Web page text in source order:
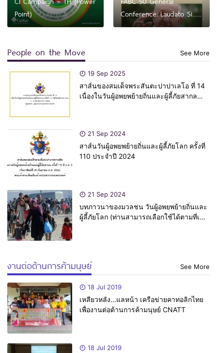
Point)
Conference: Laudato Si…..
People on the Move See More
19 Sep 2025
สาส์นของสมเด็จพระสันตะปาปาเลโอ ที่ 14
เนื่องในวันผู้อพยพย้ายถิ่นและผู้ลี้ภัยสากล
21 Sep 2024
สาส์นวันผู้อพยพย้ายถิ่นและผู้ลี้ภัยโลก ครั้งที่
110 ประจำปี 2024
21 Sep 2024
บทภาวนาของมวลชน วันผู้อพยพย้ายถิ่นและ
ผู้ลี้ภัยโลก (ท่านสามารถเลือกใช้ได้ตามที่เห็น
งานต่อต้านการค้ามนุษย์ See More
18 Jul 2019
เหลียวหลัง…แลหน้า เครือข่ายคาทอลิกไทย
เพื่องานต่อต้านการค้ามนุษย์ CNATT
18 Jul 2019